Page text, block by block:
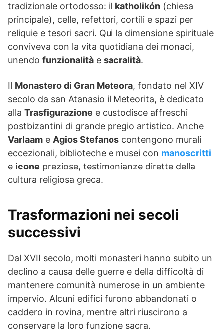
tradizionale ortodosso: il katholikón (chiesa
principale), celle, refettori, cortili e spazi per
reliquie e tesori sacri. Qui la dimensione spirituale
conviveva con la vita quotidiana dei monaci,
unendo funzionalità e sacralità.
Il Monastero di Gran Meteora, fondato nel XIV
secolo da san Atanasio il Meteorita, è dedicato
alla Trasfigurazione e custodisce affreschi
postbizantini di grande pregio artistico. Anche
Varlaam e Agios Stefanos contengono murali
eccezionali, biblioteche e musei con manoscritti
e icone preziose, testimonianze dirette della
cultura religiosa greca.
Trasformazioni nei secoli
successivi
Dal XVII secolo, molti monasteri hanno subito un
declino a causa delle guerre e della difficoltà di
mantenere comunità numerose in un ambiente
impervio. Alcuni edifici furono abbandonati o
caddero in rovina, mentre altri riuscirono a
conservare la loro funzione sacra.